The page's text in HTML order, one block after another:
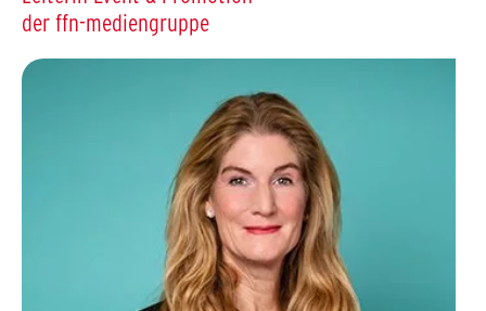
der ffn-mediengruppe